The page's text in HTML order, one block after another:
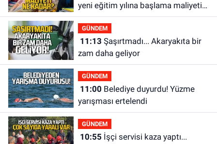
yeni eğitim yılına başlama maliyeti
ne kadar?
GÜNDEM
11:13
zam daha geliyor
GÜNDEM
11:00
yarışması ertelendi
GÜNDEM
10:55